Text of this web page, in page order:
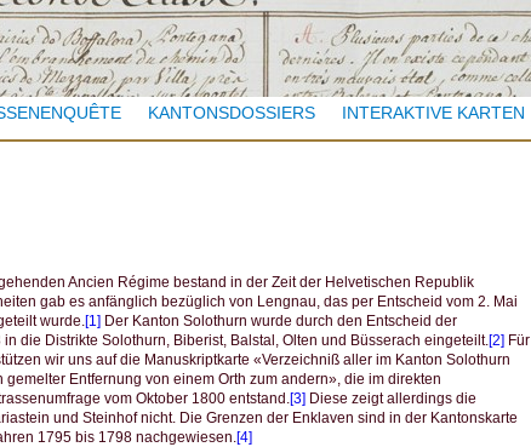
KANTONSDOSSIERS INTERAKTIVE KARTEN
Ancien Régime bestand in der Zeit der Helvetischen Republik
gab es anfänglich bezüglich von Lengnau, das per Entscheid vom 2. Mai
wurde. [1]Der Kanton Solothurn wurde durch den Entscheid der
die Distrikte Solothurn, Biberist, Balstal, Olten und Büsserach eingeteilt.[2]Für
wir uns auf die Manuskriptkarte «Verzeichniß aller im Kanton Solothurn
Entfernung von einem Orth zum andern», die im direkten
vom Oktober 1800 entstand. [3]Diese zeigt allerdings die
und Steinhof nicht. Die Grenzen der Enklaven sind in der Kantonskarte
1795 bis 1798 nachgewiesen. [4]